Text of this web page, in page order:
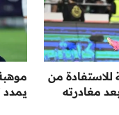
للاستفادة من
مغادرته
يمدد